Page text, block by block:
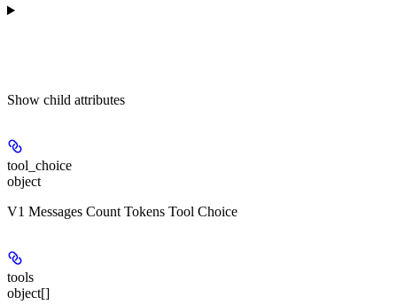
Show child attributes
tool_choice
object
V1 Messages Count Tokens Tool Choice
tools
object[]